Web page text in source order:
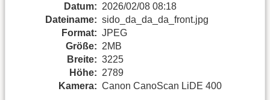
Datum: 2026/02/08 08:18
Dateiname: sido_da_da_da_front.jpg
Format: JPEG
Größe: 2MB
Breite: 3225
Höhe: 2789
Kamera: Canon CanoScan LiDE 400